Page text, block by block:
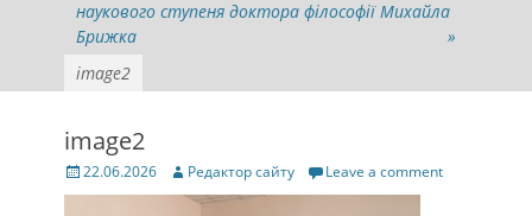
наукового ступеня доктора філософії Михайла
Брижка
»
image2
image2
Posted
on
22.06.2026 Author
Редактор сайту Leave a comment